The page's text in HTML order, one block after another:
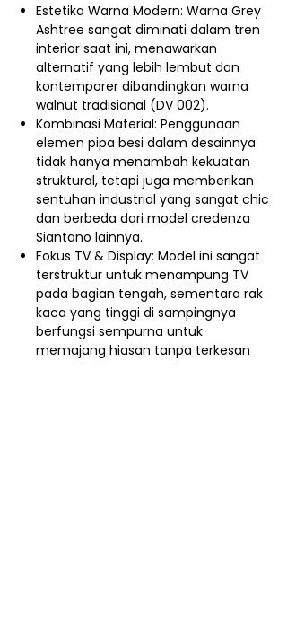
Estetika Warna Modern: Warna Grey
Ashtree sangat diminati dalam tren
interior saat ini, menawarkan
alternatif yang lebih lembut dan
kontemporer dibandingkan warna
walnut tradisional (DV 002).
Kombinasi Material: Penggunaan
elemen pipa besi dalam desainnya
tidak hanya menambah kekuatan
struktural, tetapi juga memberikan
sentuhan industrial yang sangat chic
dan berbeda dari model credenza
Siantano lainnya.
Fokus TV & Display: Model ini sangat
terstruktur untuk menampung TV
pada bagian tengah, sementara rak
kaca yang tinggi di sampingnya
berfungsi sempurna untuk
memajang hiasan tanpa terkesan